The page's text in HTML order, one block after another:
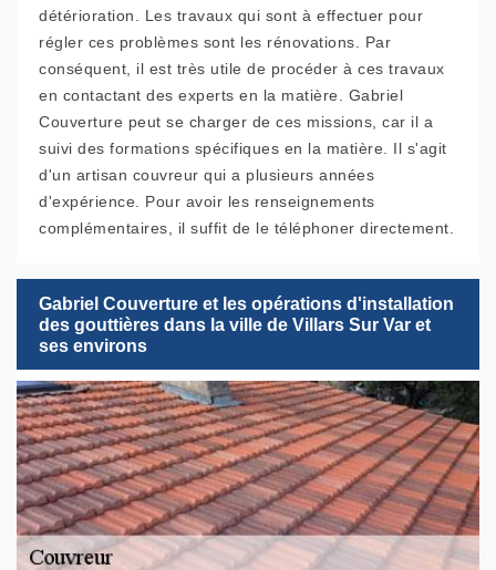
détérioration. Les travaux qui sont à effectuer pour
régler ces problèmes sont les rénovations. Par
conséquent, il est très utile de procéder à ces travaux
en contactant des experts en la matière. Gabriel
Couverture peut se charger de ces missions, car il a
suivi des formations spécifiques en la matière. Il s'agit
d'un artisan couvreur qui a plusieurs années
d'expérience. Pour avoir les renseignements
complémentaires, il suffit de le téléphoner directement.
Gabriel Couverture et les opérations d'installation
des gouttières dans la ville de Villars Sur Var et
ses environs